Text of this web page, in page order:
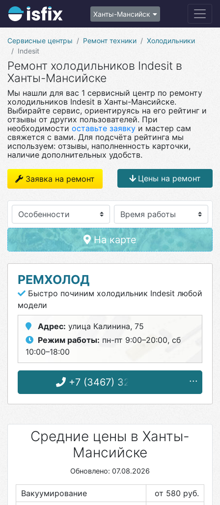
Ханты-Мансийск
Сервисные центры Ремонт техники
Холодильники
Indesit
Ремонт холодильников Indesit в
Ханты-Мансийске
Мы нашли для вас 1 сервисный центр по ремонту
холодильников Indesit в Ханты-Мансийске.
Выбирайте сервис, ориентируясь на его рейтинг и
отзывы от других пользователей. При
необходимости оставьте заявку и мастер сам
свяжется с вами. Для подсчёта рейтинга мы
используем: отзывы, наполненность карточки,
наличие дополнительных удобств.
Заявка на ремонт Цены на ремонт
Особенности
На карте
РЕМХОЛОД
Быстро починим холодильник Indesit любой
модели
Адрес: улица Калинина, 75
Режим работы: пн-пт 9:00–20:00, сб
10:00–18:00
+7 (3467) 32-44-33
Средние цены в Ханты-
Мансийске
Обновлено: 07.08.2026
Вакуумирование от 580 руб.